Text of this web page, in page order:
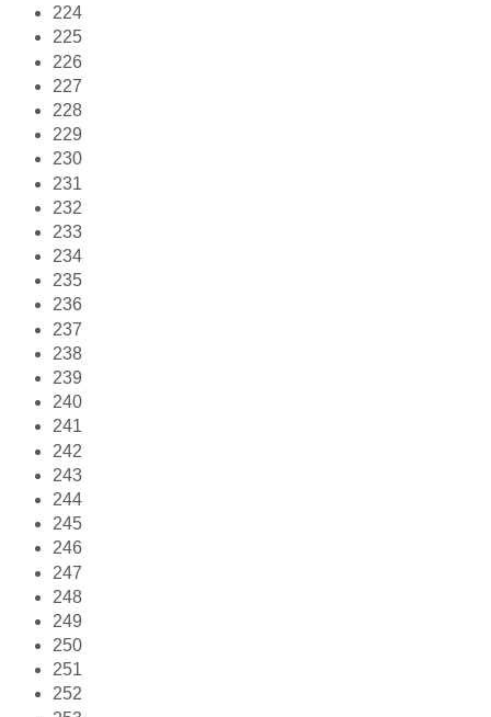
224
225
226
227
228
229
230
231
232
233
234
235
236
237
238
239
240
241
242
243
244
245
246
247
248
249
250
251
252